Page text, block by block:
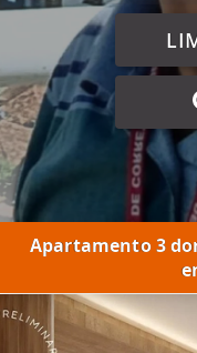
Apartamento 3